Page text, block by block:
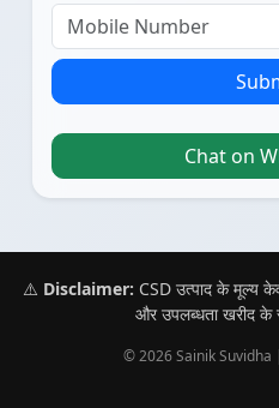
Chat on
⚠️ Disclaimer: CSD उत्पाद के मूल्य
और उपलब्धता खरीद
© 2026 Sainik Suvidha